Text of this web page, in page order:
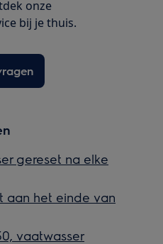
onze
bij je thuis.
gereset na elke
aan het einde van
vaatwasser